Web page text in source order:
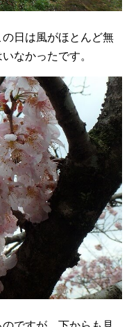
日は風がほとんど無
なかったです。